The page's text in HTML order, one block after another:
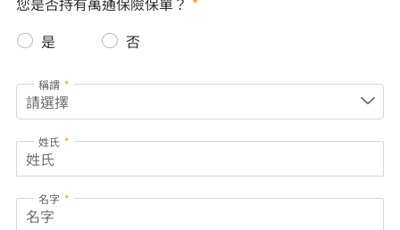
是
否
稱謂 *
姓氏 *
名字 *